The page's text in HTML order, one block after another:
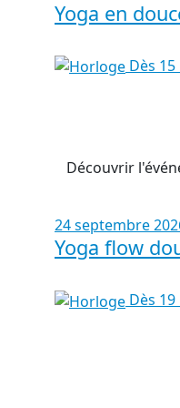
Yoga en
Dès
Découvrir
24 septembre
Yoga flow
Dès